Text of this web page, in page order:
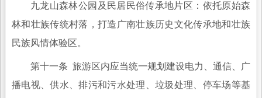
九龙山森林公园及民居民俗传承地片区：依托原始森
林和壮族传统村落，打造广南壮族历史文化传承地和壮族
民族风情体验区。
第十一条 旅游区内应当统一规划建设电力、通信、广
播电视、供水、排污和污水处理、垃圾处理、停车场等基